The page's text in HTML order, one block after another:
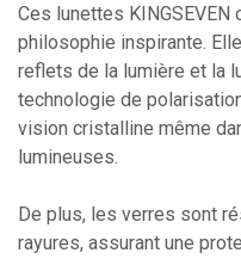
Ces lunettes
philosophie inspirante.
reflets de la lumière et la
technologie de
vision cristalline même
lumineuses.
De plus, les verres sont
rayures, assurant une